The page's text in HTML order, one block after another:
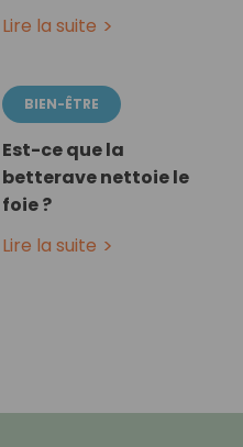
Lire la suite
BIEN-ÊTRE
Est-ce que la
betterave nettoie le
foie ?
Lire la suite